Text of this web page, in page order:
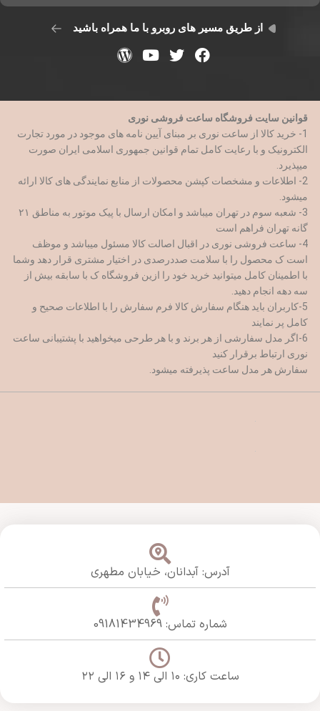
از طریق مسیر های روبرو با ما همراه باشید
قوانین سایت فروشگاه ساعت فروشی نوری
1- خرید کالا از ساعت نوری بر مبنای آیین نامه های موجود در مورد تجارت
الکترونیک و با رعایت کامل تمام قوانین جمهوری اسلامی ایران صورت
میپذیرد.
2- اطلاعات و مشخصات کپشن محصولات از منابع نمایندگی های کالا ارائه
میشود.
3- شعبه سوم در تهران میباشد و امکان ارسال با پیک موتور به مناطق ۲۱
گانه تهران فراهم است
4- ساعت فروشی نوری در اقبال اصالت کالا مسئول میباشد و موظف
است ک محصول را با سلامت صددرصدی در اختیار مشتری قرار دهد وشما
با اطمینان کامل میتوانید خرید خود را ازین فروشگاه ک با سابقه بیش از
سه دهه انجام دهید.
5-کاربران باید هنگام سفارش کالا فرم سفارش را با اطلاعات صحیح و
کامل پر نمایند
6-اگر مدل سفارشی از هر برند و با هر طرحی میخواهید با پشتیبانی ساعت
نوری ارتباط برقرار کنید
سفارش هر مدل ساعت پذیرفته میشود.
آدرس: آبدانان، خیابان مطهری
شماره تماس: 09181434969
ساعت کاری: ۱۰ الی ۱۴ و ۱۶ الی ۲۲